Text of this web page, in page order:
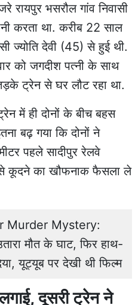
रायपुर भसरौल गांव निवासी
करता था. करीब 22 साल
ज्योति देवी (45) से हुई थी.
को जगदीश पत्नी के साथ
ट्रेन से घर लौट रहा था.
में ही दोनों के बीच बहस
बढ़ गया कि दोनों ने
पहले सादीपुर रेलवे
कूदने का खौफनाक फैसला ले
Murder Mystery:
मौत के घाट, फिर हाथ-
यूट्यूब पर देखी थी फिल्म
दूसरी ट्रेन ने